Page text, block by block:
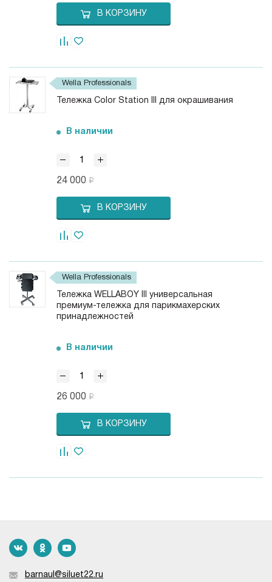
В КОРЗИНУ
Wella Professionals
Тележка Color Station III для окрашивания
В наличии
24 000
В КОРЗИНУ
Wella Professionals
Тележка WELLABOY III универсальная
премиум-тележка для парикмахерских
принадлежностей
В наличии
26 000
В КОРЗИНУ
barnaul@siluet22.ru